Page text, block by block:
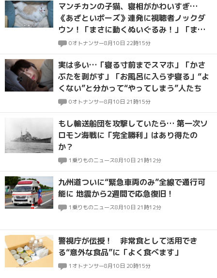
マンチカンの子猫、寝相がかわいすぎ…
《あざといポーズ》連発に視聴者ノックダ
ウン！「まさに動くぬいぐるみ！」「まぁ
るくてふっわふわ」
0オトナンサー8月10日 22時15分
実は多い…「寝る寸前までスマホ」「かさ
ぶたを剥がす」「お風呂に入らず寝る」“よ
くない”と分かって“やってしまう”人たち
0オトナンサー8月10日 21時15分
もし輸送船団を攻撃していたら… 第一次ソ
ロモン海戦に「完全勝利」はあり得たの
か？
1 乗りものニュース8月10日 21時12分
九州道ついに“緊急車両のみ”全線で通行可
能に 地震から2週間で応急復旧！
1 乗りものニュース8月10日 21時12分
警視庁が伝授！ 非常食として活用でき
る“意外な食品”に「よく食べます」
1 オトナンサー8月10日 20時15分